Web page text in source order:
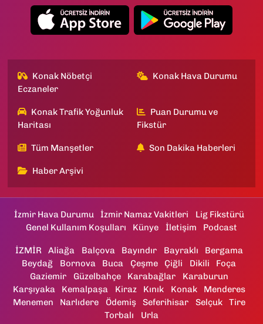
Konak Nöbetçi
Eczaneler
Konak Hava Durumu
Konak Trafik Yoğunluk
Haritası
Puan Durumu ve
Fikstür
Tüm Manşetler Son Dakika Haberleri
Haber Arşivi
İzmir Hava Durumu İzmir Namaz Vakitleri
Lig Fikstürü
Genel Kullanım Koşulları
Künye İletişim Podcast
İZMİR Aliağa Balçova Bayındır Bayraklı
Bergama
Beydağ
Bornova Buca Çeşme Çiğli Dikili
Foça
Gaziemir
Güzelbahçe Karabağlar
Karaburun
Karşıyaka
Kemalpaşa Kiraz Kınık Konak
Menderes
Menemen
Narlıdere Ödemiş Seferihisar Selçuk
Tire
Torbalı
Urla